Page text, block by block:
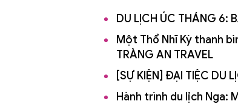
DU LỊCH ÚC THÁNG 6:
Một Thổ Nhĩ Kỳ thanh
TRÀNG AN TRAVEL
[SỰ KIỆN] ĐẠI TIỆC DU
Hành trình du lịch Nga: